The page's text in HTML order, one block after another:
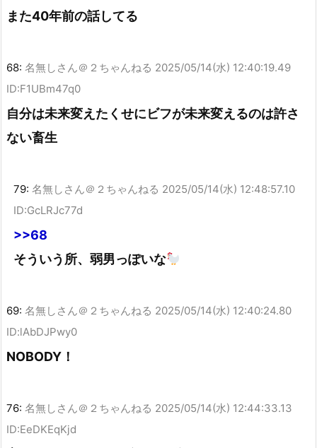
また40年前の話してる
68: 名無しさん＠２ちゃんねる 2025/05/14(水) 12:40:19.49
ID:F1UBm47q0
自分は未来変えたくせにビフが未来変えるのは許さ
ない畜生
79: 名無しさん＠２ちゃんねる 2025/05/14(水) 12:48:57.10
ID:GcLRJc77d
>>68
そういう所、弱男っぽいな
69: 名無しさん＠２ちゃんねる 2025/05/14(水) 12:40:24.80
ID:lAbDJPwy0
NOBODY！
76: 名無しさん＠２ちゃんねる 2025/05/14(水) 12:44:33.13
ID:EeDKEqKjd